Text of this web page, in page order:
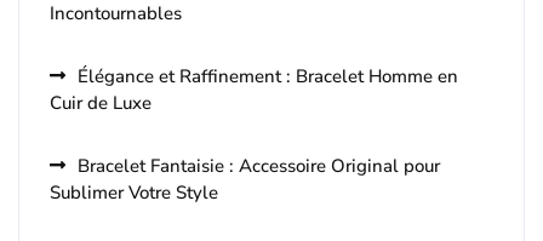
Incontournables
Élégance et Raffinement : Bracelet Homme en
Cuir de Luxe
Bracelet Fantaisie : Accessoire Original pour
Sublimer Votre Style